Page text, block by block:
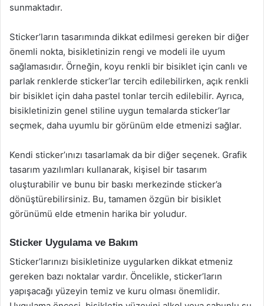
sunmaktadır.
Sticker’ların tasarımında dikkat edilmesi gereken bir diğer
önemli nokta, bisikletinizin rengi ve modeli ile uyum
sağlamasıdır. Örneğin, koyu renkli bir bisiklet için canlı ve
parlak renklerde sticker’lar tercih edilebilirken, açık renkli
bir bisiklet için daha pastel tonlar tercih edilebilir. Ayrıca,
bisikletinizin genel stiline uygun temalarda sticker’lar
seçmek, daha uyumlu bir görünüm elde etmenizi sağlar.
Kendi sticker’ınızı tasarlamak da bir diğer seçenek. Grafik
tasarım yazılımları kullanarak, kişisel bir tasarım
oluşturabilir ve bunu bir baskı merkezinde sticker’a
dönüştürebilirsiniz. Bu, tamamen özgün bir bisiklet
görünümü elde etmenin harika bir yoludur.
Sticker Uygulama ve Bakım
Sticker’larınızı bisikletinize uygularken dikkat etmeniz
gereken bazı noktalar vardır. Öncelikle, sticker’ların
yapışacağı yüzeyin temiz ve kuru olması önemlidir.